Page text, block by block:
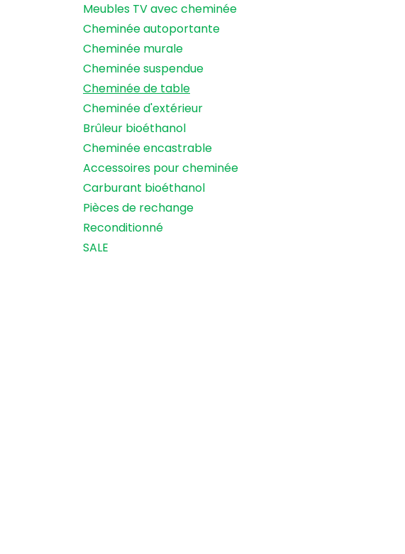
Meubles TV avec cheminée
Cheminée autoportante
Cheminée murale
Cheminée suspendue
Cheminée de table
Cheminée d'extérieur
Brûleur bioéthanol
Cheminée encastrable
Accessoires pour cheminée
Carburant bioéthanol
Pièces de rechange
Reconditionné
SALE